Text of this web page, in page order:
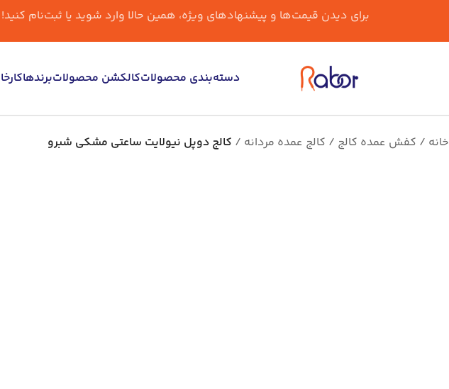
برای دیدن قیمت‌ها و پیشنهادهای ویژه، همین حالا وارد شوید یا ثبت‌نام کنید!
دسته‌بندی محصولاتکالکشن محصولاتبرندها
خانه کفش عمده کالج کالج عمده مردانه کالج دوپل نیولایت ساعتی مشکی شبرو